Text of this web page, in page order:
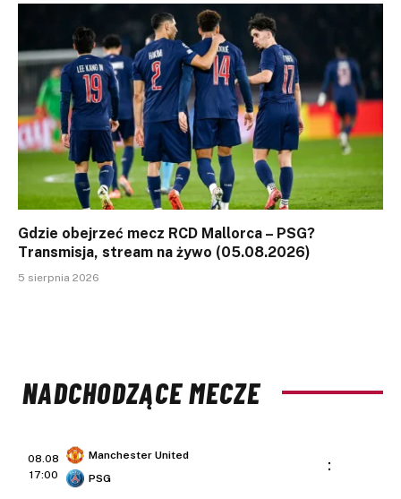
Gdzie obejrzeć mecz RCD Mallorca – PSG?
Transmisja, stream na żywo (05.08.2026)
5 sierpnia 2026
NADCHODZĄCE MECZE
08.08
17:00
Manchester United
PSG
: